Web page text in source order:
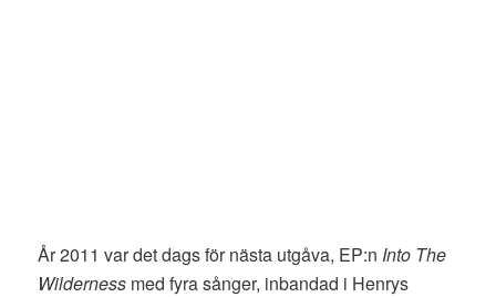
År 2011 var det dags för nästa utgåva, EP:n Into The
Wilderness med fyra sånger, inbandad i Henrys